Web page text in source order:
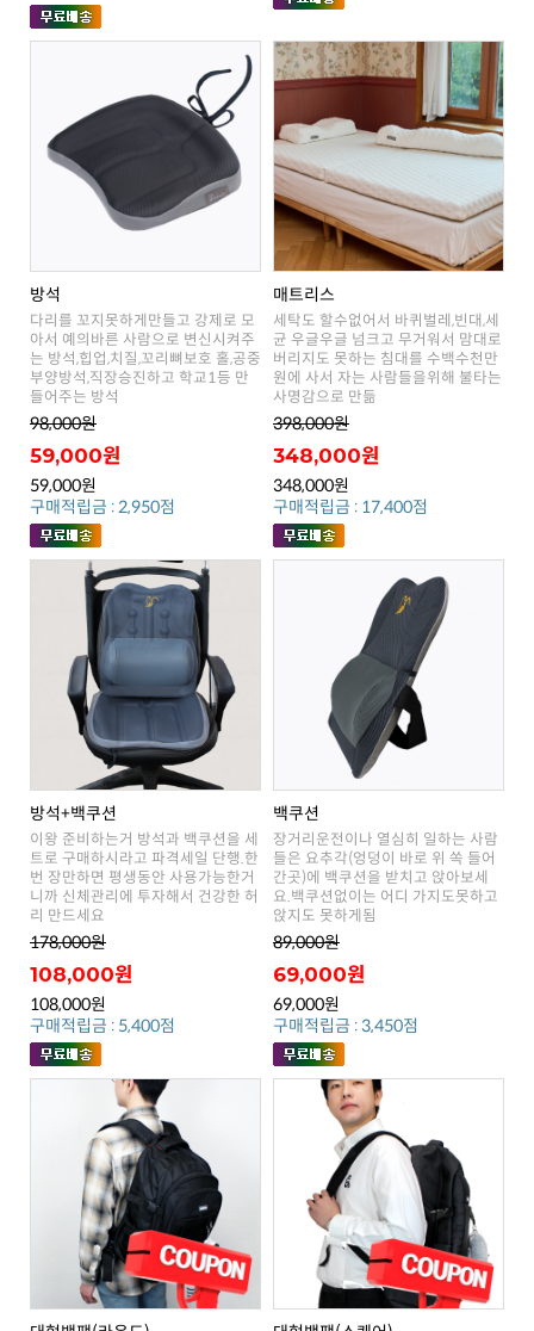
방석
들어주는 방석
98,000원
59,000원
59,000원
구매적립금 : 2,950점
매트리스
사명감으로 만듦
398,000원
348,000원
348,000원
구매적립금 : 17,400점
방석+백쿠션
리 만드세요
178,000원
108,000원
108,000원
구매적립금 : 5,400점
백쿠션
앉지도 못하게됨
89,000원
69,000원
69,000원
구매적립금 : 3,450점